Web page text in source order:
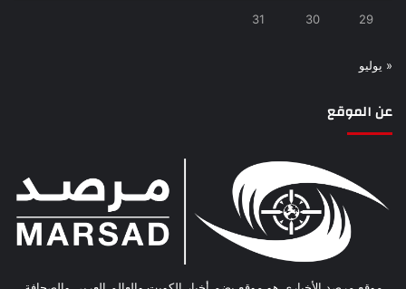
29
30
31
« يوليو
عن الموقع